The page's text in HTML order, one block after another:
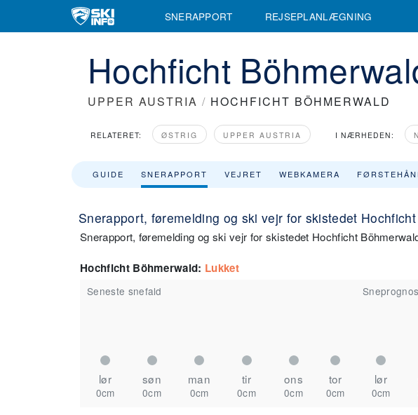
SNERAPPORT REJSEPLANLÆGNING
Hochficht
UPPER AUSTRIA / HOCHFICHT BÖHMERWALD
RELATERET: ØSTRIG UPPER AUSTRIA I NÆRHEDEN:
GUIDE SNERAPPORT VEJRET WEBKAMERA
Snerapport, føremelding og ski vejr for skistedet
Snerapport, føremelding og ski vejr for skistedet Hochficht
Hochficht Böhmerwald: Lukket
Seneste snefald
lør søn man tir ons tor
0cm 0cm 0cm 0cm 0cm 0cm
lør
0cm